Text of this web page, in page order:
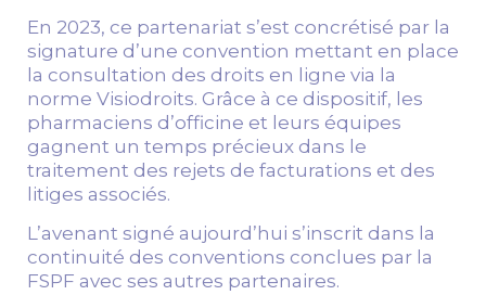
En 2023, ce partenariat s’est concrétisé par la
signature d’une convention mettant en place
la consultation des droits en ligne via la
norme Visiodroits. Grâce à ce dispositif, les
pharmaciens d’officine et leurs équipes
gagnent un temps précieux dans le
traitement des rejets de facturations et des
litiges associés.
L’avenant signé aujourd’hui s’inscrit dans la
continuité des conventions conclues par la
FSPF avec ses autres partenaires.